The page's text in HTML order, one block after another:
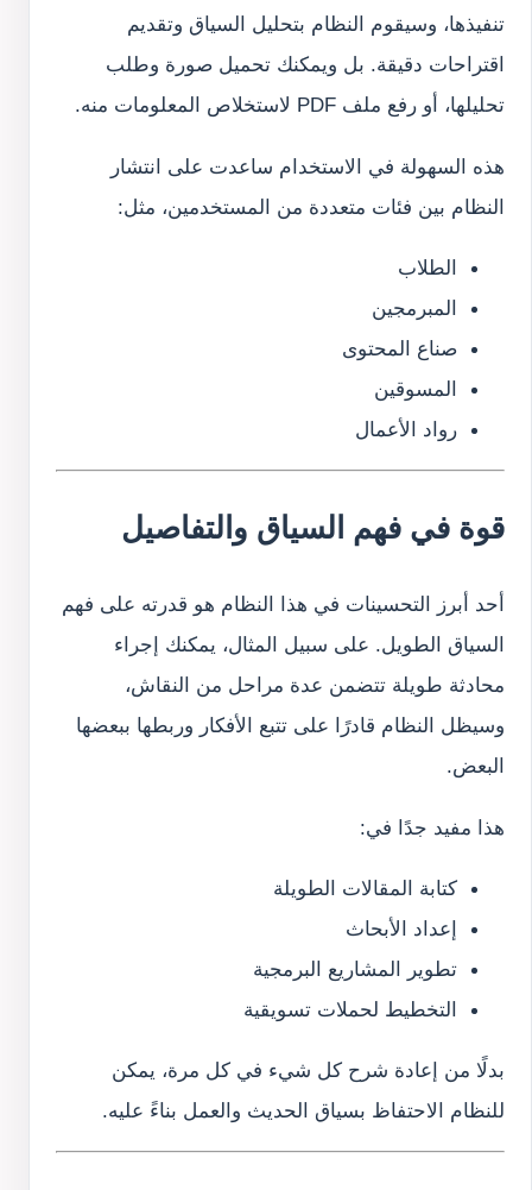
تنفيذها، وسيقوم النظام بتحليل السياق وتقديم
اقتراحات دقيقة. بل ويمكنك تحميل صورة وطلب
تحليلها، أو رفع ملف PDF لاستخلاص المعلومات منه.
هذه السهولة في الاستخدام ساعدت على انتشار
النظام بين فئات متعددة من المستخدمين، مثل:
الطلاب
المبرمجين
صناع المحتوى
المسوقين
رواد الأعمال
قوة في فهم السياق والتفاصيل
أحد أبرز التحسينات في هذا النظام هو قدرته على فهم
السياق الطويل. على سبيل المثال، يمكنك إجراء
محادثة طويلة تتضمن عدة مراحل من النقاش،
وسيظل النظام قادرًا على تتبع الأفكار وربطها ببعضها
البعض.
هذا مفيد جدًا في:
كتابة المقالات الطويلة
إعداد الأبحاث
تطوير المشاريع البرمجية
التخطيط لحملات تسويقية
بدلًا من إعادة شرح كل شيء في كل مرة، يمكن
للنظام الاحتفاظ بسياق الحديث والعمل بناءً عليه.